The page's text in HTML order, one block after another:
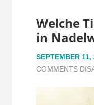
Welche
in
SEPTEMBER 11,
COMMENTS